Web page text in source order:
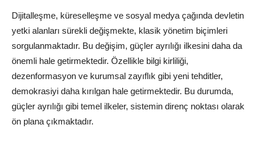
Dijitalleşme, küreselleşme ve sosyal medya çağında devletin
yetki alanları sürekli değişmekte, klasik yönetim biçimleri
sorgulanmaktadır. Bu değişim, güçler ayrılığı ilkesini daha da
önemli hale getirmektedir. Özellikle bilgi kirliliği,
dezenformasyon ve kurumsal zayıflık gibi yeni tehditler,
demokrasiyi daha kırılgan hale getirmektedir. Bu durumda,
güçler ayrılığı gibi temel ilkeler, sistemin direnç noktası olarak
ön plana çıkmaktadır.